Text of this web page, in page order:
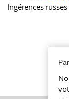
Ingérences